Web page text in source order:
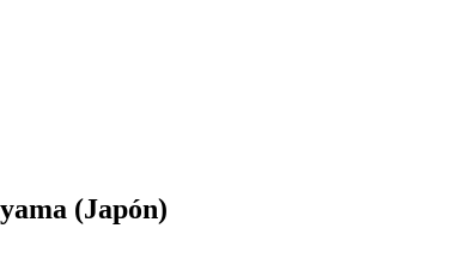
(Japón)